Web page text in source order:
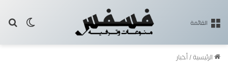
القائمة
الرئيسية/أخبار